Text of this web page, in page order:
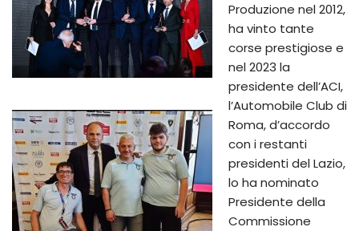
Produzione nel 2012,
ha vinto tante
corse prestigiose e
nel 2023 la
presidente dell’ACI,
l’Automobile Club di
Roma, d’accordo
con i restanti
presidenti del Lazio,
lo ha nominato
Presidente della
Commissione